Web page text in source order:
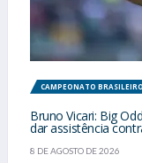
CAMPEONATO BRASILEIRO
Bruno Vicari: Big
dar assistência
8 DE AGOSTO DE 2026